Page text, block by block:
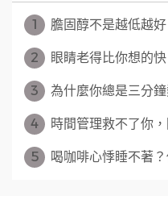
1 膽固醇不是越低越
2 眼睛老得比你想的
3 為什麼你總是三分
4 時間管理救不了你
5 喝咖啡心悸睡不著